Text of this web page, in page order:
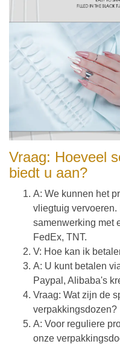
Vraag: Hoeveel
biedt u aan?
A: We kunnen het
vliegtuig
samenwerking met
FedEx, TNT.
V: Hoe kan ik
A: U kunt betalen
Paypal, Alibaba's
Vraag: Wat zijn de
verpakkingsdozen?
A: Voor reguliere
onze